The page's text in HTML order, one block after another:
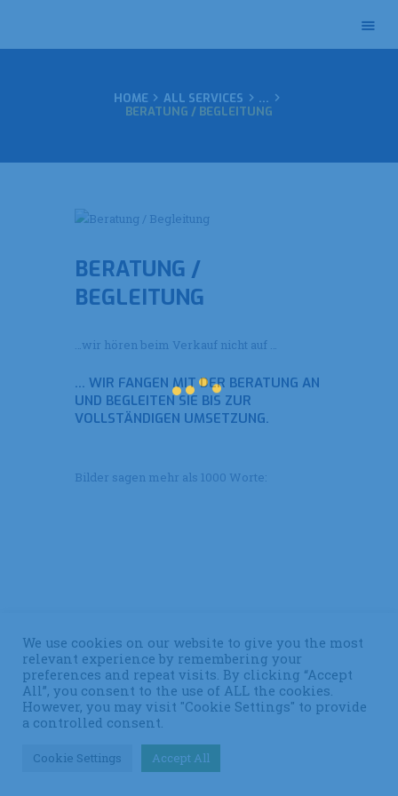
HOME ALL SERVICES
...
BERATUNG / BEGLEITUNG
DATENSCHUTZ
BERATUNG /
BEGLEITUNG
…wir hören beim Verkauf nicht auf …
… WIR FANGEN MIT DER BERATUNG AN
UND BEGLEITEN SIE BIS ZUR
VOLLSTÄNDIGEN UMSETZUNG.
Bilder sagen mehr als 1000 Worte:
We use cookies on our website to give you the most
relevant experience by remembering your
preferences and repeat visits. By clicking “Accept
All”, you consent to the use of ALL the cookies.
However, you may visit "Cookie Settings" to provide
a controlled consent.
Cookie Settings Accept All